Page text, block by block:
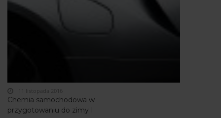
Chemia samochodowa w
przygotowaniu do zimy I
11 listopada 2016